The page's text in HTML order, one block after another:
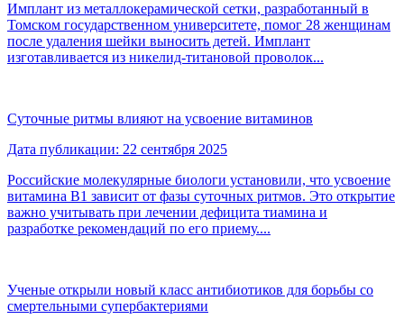
Имплант из металлокерамической сетки, разработанный в
Томском государственном университете, помог 28 женщинам
после удаления шейки выносить детей. Имплант
изготавливается из никелид-титановой проволок...
Суточные ритмы влияют на усвоение витаминов
Дата публикации: 22 сентября 2025
Российские молекулярные биологи установили, что усвоение
витамина B1 зависит от фазы суточных ритмов. Это открытие
важно учитывать при лечении дефицита тиамина и
разработке рекомендаций по его приему....
Ученые открыли новый класс антибиотиков для борьбы со
смертельными супербактериями